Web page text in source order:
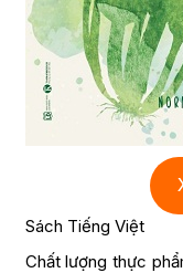
Sách Tiếng Việt
Chất lượng thực